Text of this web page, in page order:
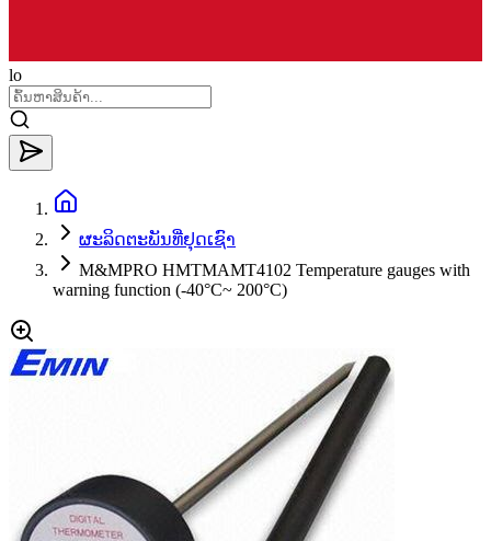
lo
ຜະລິດຕະພັນທີ່ຢຸດເຊົາ
M&MPRO HMTMAMT4102 Temperature gauges with
warning function (-40°C~ 200°C)